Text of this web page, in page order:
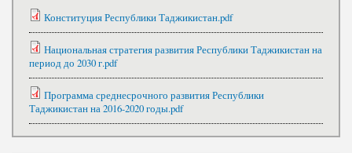
Конституция Республики Таджикистан.pdf
Национальная стратегия развития Республики Таджикистан на
период до 2030 г.pdf
Программа среднесрочного развития Республики
Таджикистан на 2016-2020 годы.pdf